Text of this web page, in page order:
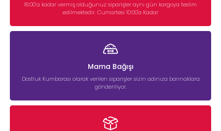
16:00’a kadar vermiş olduğunuz siparişler aynı gün kargoya teslim
edilmektedir. Cumartesi 10:00'a Kadar
Mama Bağışı
Dostluk Kumbarası olarak verilen siparişler sizin adınıza barınaklara
gönderiliyor.